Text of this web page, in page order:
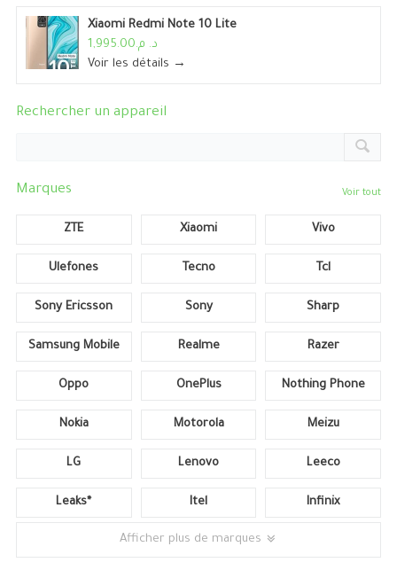
Xiaomi Redmi Note 10 Lite
د. م.1,995.00
Voir les détails →
Rechercher un appareil
Marques Voir tout
ZTE Xiaomi Vivo
Ulefones Tecno Tcl
Sony Ericsson Sony Sharp
Samsung Mobile Realme Razer
Oppo OnePlus Nothing Phone
Nokia Motorola Meizu
LG Lenovo Leeco
Leaks* Itel Infinix
Afficher plus de marques